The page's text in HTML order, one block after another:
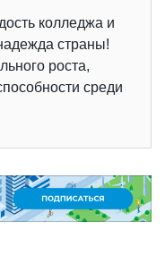
колледжа и
страны!
роста,
среди